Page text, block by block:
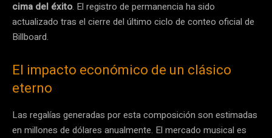
cima del éxito. El registro de permanencia ha sido
actualizado tras el cierre del último ciclo de conteo oficial de
Billboard.
El impacto económico de un clásico
eterno
Las regalías generadas por esta composición son estimadas
en millones de dólares anualmente. El mercado musical es